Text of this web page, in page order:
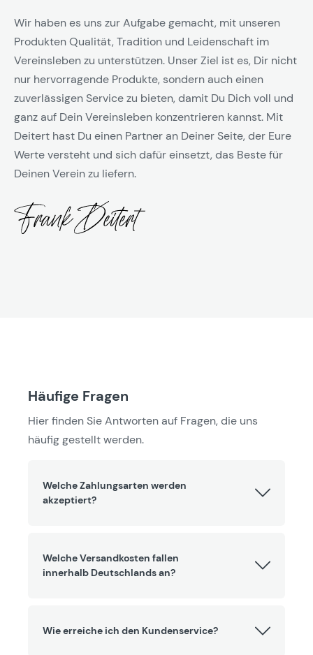
Wir haben es uns zur Aufgabe gemacht, mit unseren
Produkten Qualität, Tradition und Leidenschaft im
Vereinsleben zu unterstützen. Unser Ziel ist es, Dir nicht
nur hervorragende Produkte, sondern auch einen
zuverlässigen Service zu bieten, damit Du Dich voll und
ganz auf Dein Vereinsleben konzentrieren kannst. Mit
Deitert hast Du einen Partner an Deiner Seite, der Eure
Werte versteht und sich dafür einsetzt, das Beste für
Deinen Verein zu liefern.
Häufige Fragen
Hier finden Sie Antworten auf Fragen, die uns
häufig gestellt werden.
Welche Zahlungsarten werden
akzeptiert?
Welche Versandkosten fallen
innerhalb Deutschlands an?
Wie erreiche ich den Kundenservice?